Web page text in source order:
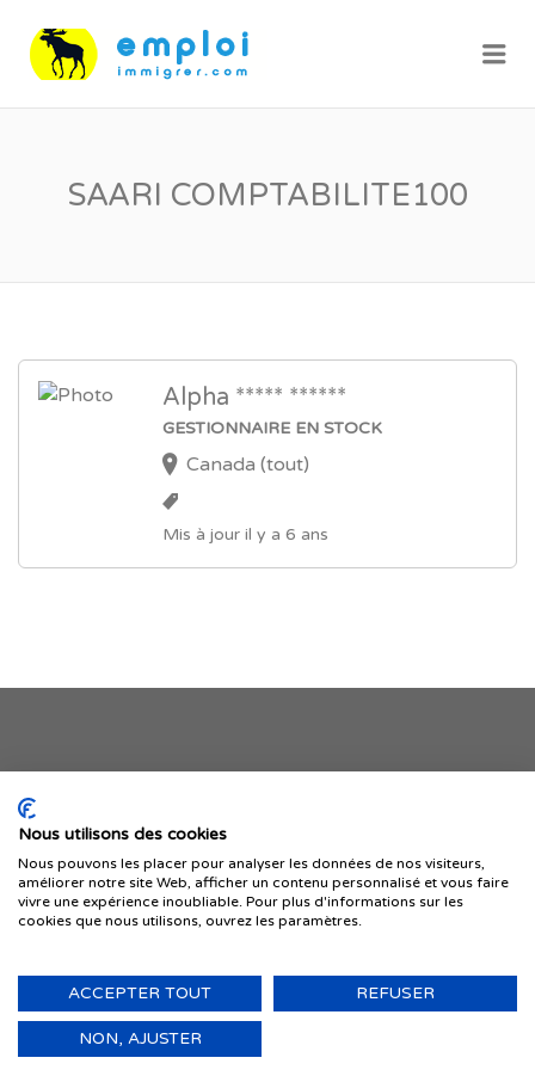
SAARI COMPTABILITE100
Alpha ***** ******
GESTIONNAIRE EN STOCK
Canada (tout)
Mis à jour il y a 6 ans
Je publie mon offre
© 1999-2026 IMMIGRER.COM INC. — TOUS DROITS RÉSERVÉS
Nous utilisons des cookies
Nous pouvons les placer pour analyser les données de nos visiteurs,
améliorer notre site Web, afficher un contenu personnalisé et vous faire
vivre une expérience inoubliable. Pour plus d'informations sur les
cookies que nous utilisons, ouvrez les paramètres.
ACCEPTER TOUT REFUSER
NON, AJUSTER